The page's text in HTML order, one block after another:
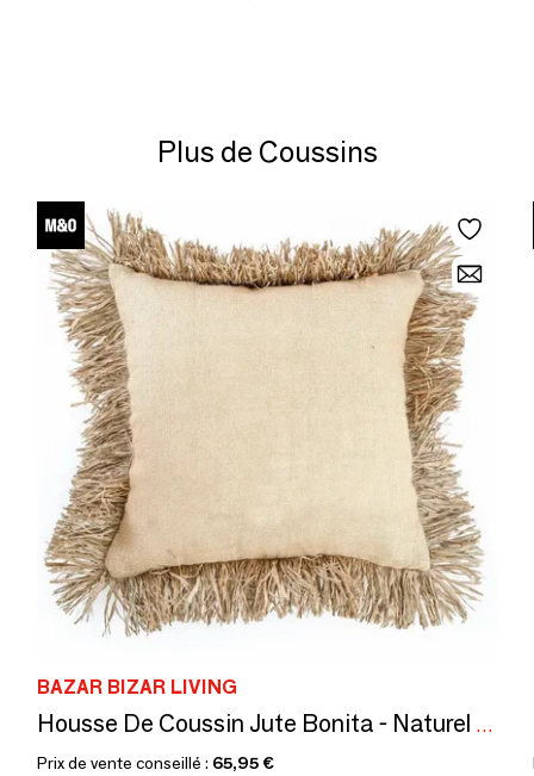
Plus de Coussins
BAZAR BIZAR LIVING
Housse De Coussin Jute Bonita - Naturel - 60x60
Prix de vente conseillé : 65,95 €